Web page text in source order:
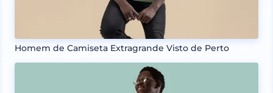
Homem de Camiseta Extragrande Visto de Perto